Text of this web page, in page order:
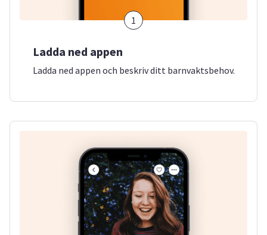
1
Ladda ned appen
Ladda ned appen och beskriv ditt barnvaktsbehov.